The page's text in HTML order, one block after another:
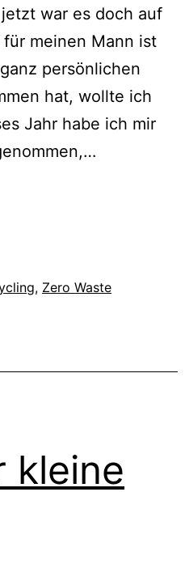
war es doch auf
meinen Mann ist
persönlichen
hat, wollte ich
Jahr habe ich mir
und
verwendbar!
, Zero Waste
kleine